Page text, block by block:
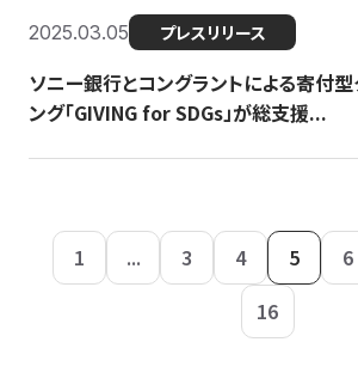
2025.03.05 プレスリリース
ソニー銀行とコングラントによる寄付型
ング「GIVING for SDGs」が総支援...
1 ... 3 4 5 6
16